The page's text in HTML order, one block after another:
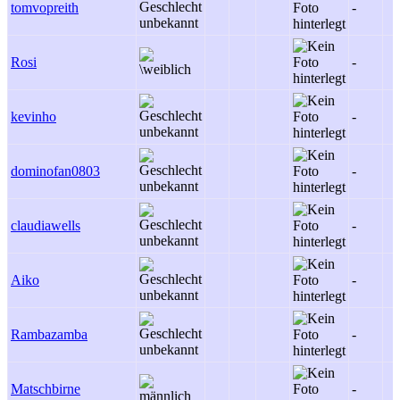
tomvopreith -
Rosi -
kevinho -
dominofan0803 -
claudiawells -
Aiko -
Rambazamba -
Matschbirne -